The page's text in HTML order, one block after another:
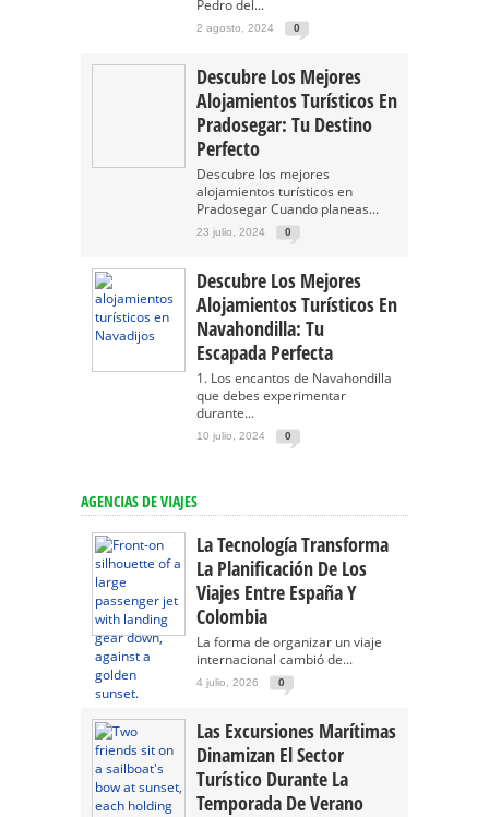
Pedro del...
2 agosto, 2024 0
Descubre Los Mejores
Alojamientos Turísticos En
Pradosegar: Tu Destino
Perfecto
Descubre los mejores
alojamientos turísticos en
Pradosegar Cuando planeas...
23 julio, 2024 0
Descubre Los Mejores
Alojamientos Turísticos En
Navahondilla: Tu
Escapada Perfecta
1. Los encantos de Navahondilla
que debes experimentar
durante...
10 julio, 2024 0
AGENCIAS DE VIAJES
La Tecnología Transforma
La Planificación De Los
Viajes Entre España Y
Colombia
La forma de organizar un viaje
internacional cambió de...
4 julio, 2026 0
Las Excursiones Marítimas
Dinamizan El Sector
Turístico Durante La
Temporada De Verano